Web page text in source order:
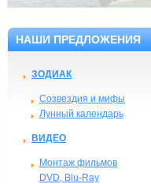
НАШИ ПРЕДЛОЖЕНИЯ
ЗОДИАК
Созвездия и мифы
Лунный календарь
ВИДЕО
Монтаж фильмов
DVD, Blu-Ray